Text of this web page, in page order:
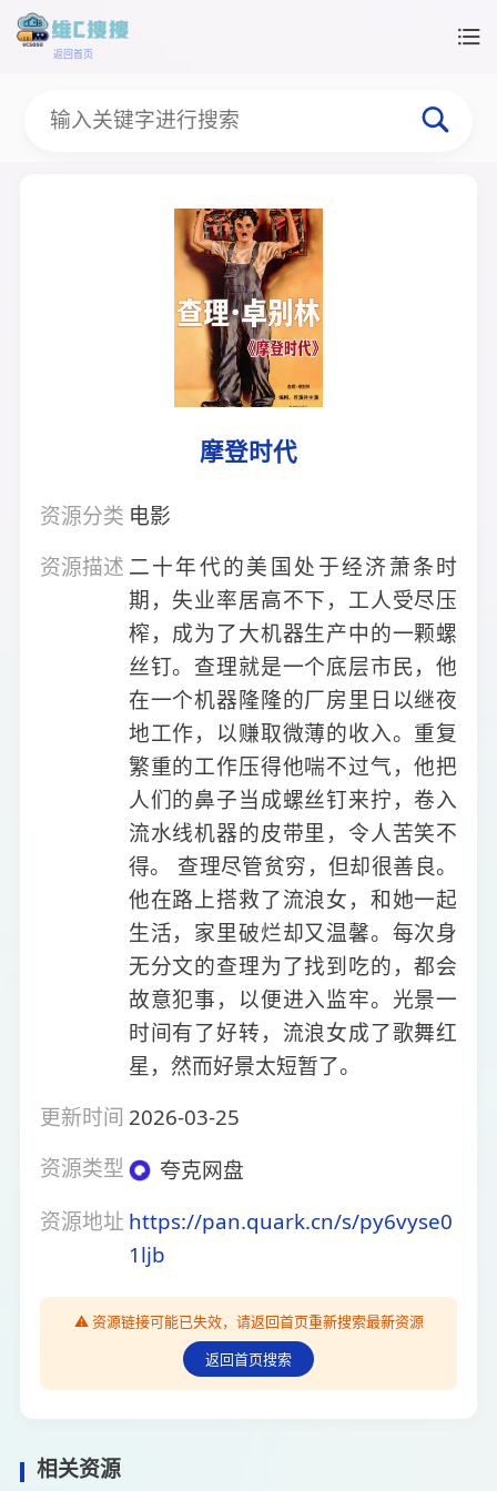
返回首页
摩登时代
资源分类 电影
资源描述 二十年代的美国处于经济萧条时
期，失业率居高不下，工人受尽压
榨，成为了大机器生产中的一颗螺
丝钉。查理就是一个底层市民，他
在一个机器隆隆的厂房里日以继夜
地工作，以赚取微薄的收入。重复
繁重的工作压得他喘不过气，他把
人们的鼻子当成螺丝钉来拧，卷入
流水线机器的皮带里，令人苦笑不
得。 查理尽管贫穷，但却很善良。
他在路上搭救了流浪女，和她一起
生活，家里破烂却又温馨。每次身
无分文的查理为了找到吃的，都会
故意犯事，以便进入监牢。光景一
时间有了好转，流浪女成了歌舞红
星，然而好景太短暂了。
更新时间 2026-03-25
资源类型
夸克网盘
资源地址 https://pan.quark.cn/s/py6vyse0
1ljb
⚠️ 资源链接可能已失效，请返回首页重新搜索最新资源
返回首页搜索
相关资源